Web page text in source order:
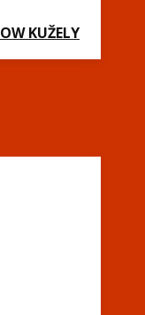
KUŽELY